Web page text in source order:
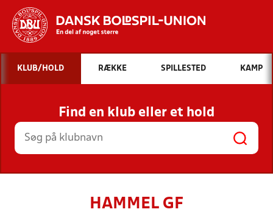
Hvad vil du søge efter?
INDHOLD OG NYHEDER
STILLINGER, RESULTATER, KLUBBER OG
HOLD
KLUB/HOLD RÆKKE SPILLESTED KAMP
Find en klub eller et hold
HAMMEL GF